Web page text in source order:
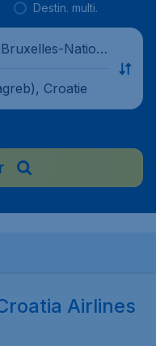
Destin. multi.
Nation
Croatie
Airlines